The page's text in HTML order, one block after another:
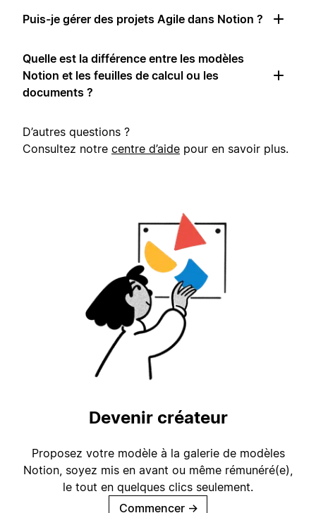
Puis-je gérer des projets Agile dans Notion ?
Quelle est la différence entre les modèles
Notion et les feuilles de calcul ou les
documents ?
D’autres questions ?
Consultez notre centre d’aide pour en savoir plus.
Devenir créateur
Proposez votre modèle à la galerie de modèles
Notion, soyez mis en avant ou même rémunéré(e),
le tout en quelques clics seulement.
Commencer →